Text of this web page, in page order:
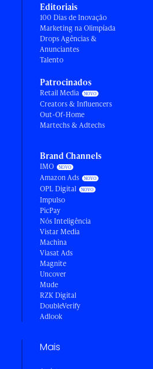
Editoriais
100 Dias de Inovação
Marketing na Olimpíada
Drops Agências &
Anunciantes
Talento
Patrocinados
Retail Media
Creators & Influencers
Out-Of-Home
Martechs & Adtechs
Brand Channels
IMO
Amazon Ads
OPL Digital
Impulso
PicPay
Nós Inteligência
Vistar Media
Machina
Viasat Ads
Magnite
Uncover
Mude
RZK Digital
DoubleVerify
Adlook
Mais